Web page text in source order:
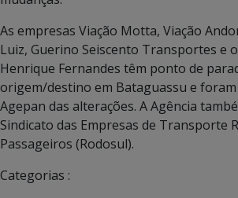
As empresas Viação Motta, Viação
Luiz, Guerino Seiscento Transportes e
Henrique Fernandes têm ponto de
origem/destino em Bataguassu e foram
Agepan das alterações. A Agência
Sindicato das Empresas de Transporte
Passageiros (Rodosul).
Categorias :